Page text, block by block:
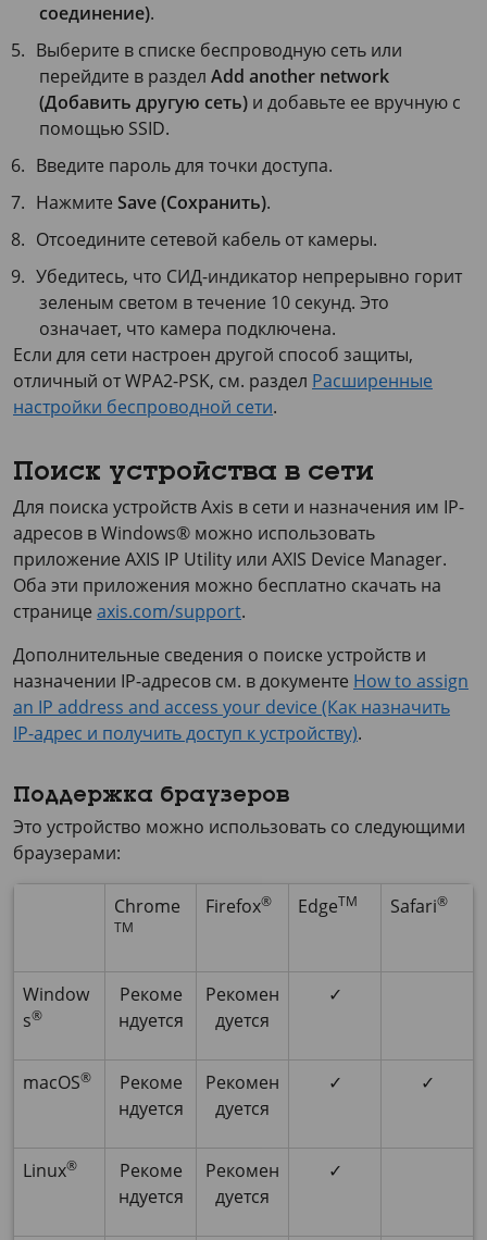
соединение).
Выберите в списке беспроводную сеть или
перейдите в раздел Add another network
(Добавить другую сеть) и добавьте ее вручную с
помощью SSID.
Введите пароль для точки доступа.
НажмитеSave (Сохранить).
Отсоедините сетевой кабель от камеры.
Убедитесь, что СИД-индикатор непрерывно горит
зеленым светом в течение 10 секунд. Это
означает, что камера подключена.
Если для сети настроен другой способ защиты,
отличный от WPA2-PSK, см. раздел Расширенные
настройки беспроводной сети.
Поиск устройства в сети
Для поиска устройств Axis в сети и назначения им IP-
адресов в Windows® можно использовать
приложение AXIS IP Utility или AXIS Device Manager.
Оба эти приложения можно бесплатно скачать на
странице axis.com/support.
Дополнительные сведения о поиске устройств и
назначении IP-адресов см. в документе How to assign
an IP address and access your device (Как назначить
IP-адрес и получить доступ к устройству).
Поддержка браузеров
Это устройство можно использовать со следующими
браузерами:
Chrome
TM
Firefox® EdgeTM Safari®
Window
s®
Рекоме
ндуется
Рекомен
дуется
✓
macOS®
Рекоме
ндуется
Рекомен
дуется
✓ ✓
Linux®
Рекоме
ндуется
Рекомен
дуется
✓